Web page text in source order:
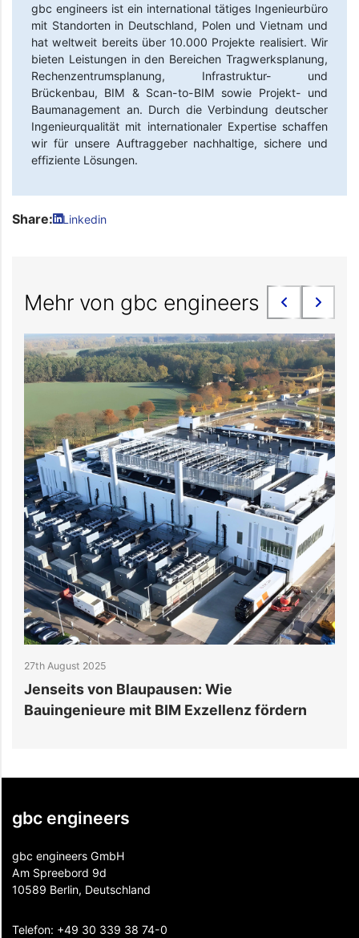
gbc engineers ist ein international tätiges Ingenieurbüro
mit Standorten in Deutschland, Polen und Vietnam und
hat weltweit bereits über 10.000 Projekte realisiert. Wir
bieten Leistungen in den Bereichen Tragwerksplanung,
Rechenzentrumsplanung, Infrastruktur- und
Brückenbau, BIM & Scan-to-BIM sowie Projekt- und
Baumanagement an. Durch die Verbindung deutscher
Ingenieurqualität mit internationaler Expertise schaffen
wir für unsere Auftraggeber nachhaltige, sichere und
effiziente Lösungen.
Share: Linkedin
Mehr von gbc engineers
25th August 2025
Was macht die Zuverlässigkeit der
Infrastruktur in der Zukunft Europas aus?
gbc engineers
gbc engineers GmbH
Am Spreebord 9d
10589 Berlin, Deutschland
Telefon: +49 30 339 38 74-0